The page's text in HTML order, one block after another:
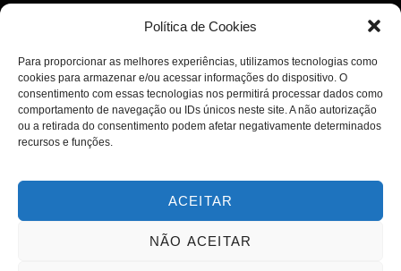
Política de Cookies
Para proporcionar as melhores experiências, utilizamos tecnologias como
cookies para armazenar e/ou acessar informações do dispositivo. O
consentimento com essas tecnologias nos permitirá processar dados como
comportamento de navegação ou IDs únicos neste site. A não autorização
ou a retirada do consentimento podem afetar negativamente determinados
recursos e funções.
ACEITAR
NÃO ACEITAR
Copyright © 2026. Diário PcD. Todos os direitos reservados.